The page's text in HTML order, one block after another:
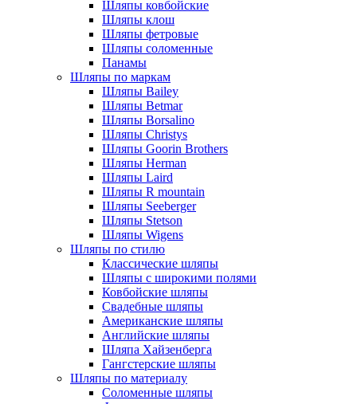
Шляпы ковбойские
Шляпы клош
Шляпы фетровые
Шляпы соломенные
Панамы
Шляпы по маркам
Шляпы Bailey
Шляпы Betmar
Шляпы Borsalino
Шляпы Christys
Шляпы Goorin Brothers
Шляпы Herman
Шляпы Laird
Шляпы R mountain
Шляпы Seeberger
Шляпы Stetson
Шляпы Wigens
Шляпы по стилю
Классические шляпы
Шляпы с широкими полями
Ковбойские шляпы
Свадебные шляпы
Американские шляпы
Английские шляпы
Шляпа Хайзенберга
Гангстерские шляпы
Шляпы по материалу
Соломенные шляпы